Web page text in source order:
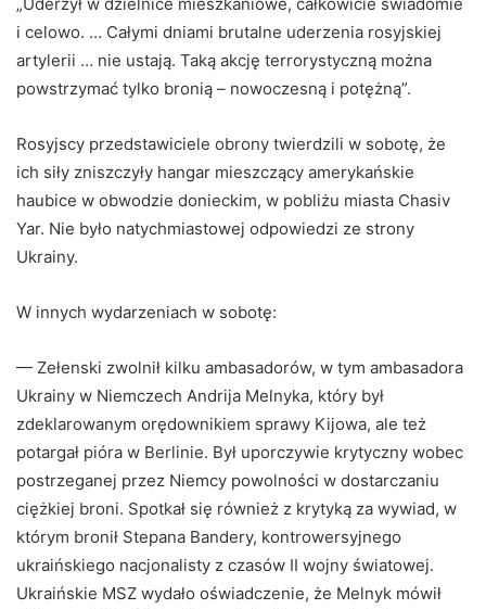
i celowo. … Całymi dniami brutalne uderzenia rosyjskiej
artylerii … nie ustają. Taką akcję terrorystyczną można
powstrzymać tylko bronią – nowoczesną i potężną”.
Rosyjscy przedstawiciele obrony twierdzili w sobotę, że
ich siły zniszczyły hangar mieszczący amerykańskie
haubice w obwodzie donieckim, w pobliżu miasta Chasiv
Yar. Nie było natychmiastowej odpowiedzi ze strony
Ukrainy.
W innych wydarzeniach w sobotę:
— Zełenski zwolnił kilku ambasadorów, w tym ambasadora
Ukrainy w Niemczech Andrija Melnyka, który był
zdeklarowanym orędownikiem sprawy Kijowa, ale też
potargał pióra w Berlinie. Był uporczywie krytyczny wobec
postrzeganej przez Niemcy powolności w dostarczaniu
ciężkiej broni. Spotkał się również z krytyką za wywiad, w
którym bronił Stepana Bandery, kontrowersyjnego
ukraińskiego nacjonalisty z czasów II wojny światowej.
Ukraińskie MSZ wydało oświadczenie, że Melnyk mówił